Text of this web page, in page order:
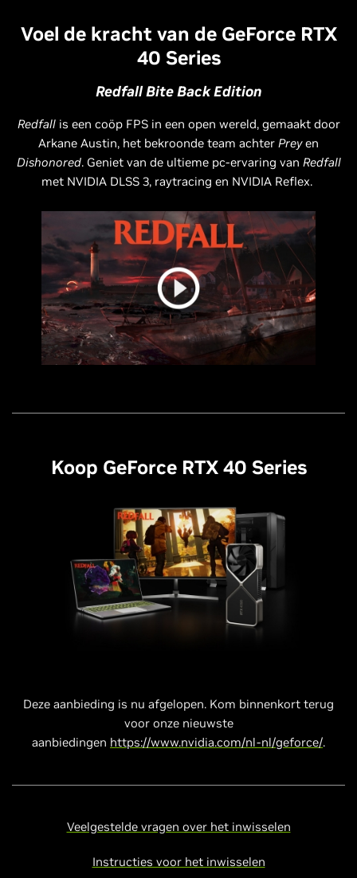
Voel de kracht van de GeForce RTX
40 Series
Redfall Bite Back Edition
Redfallis een coöp FPS in een open wereld, gemaakt door
Arkane Austin, het bekroonde team achter Preyen
Dishonored. Geniet van de ultieme pc-ervaring van Redfall
met NVIDIA DLSS 3, raytracing en NVIDIA Reflex.
Koop GeForce RTX 40 Series
Deze aanbieding is nu afgelopen. Kom binnenkort terug
voor onze nieuwste
aanbiedingen https://www.nvidia.com/nl-nl/geforce/.
Veelgestelde vragen over het inwisselen
Instructies voor het inwisselen